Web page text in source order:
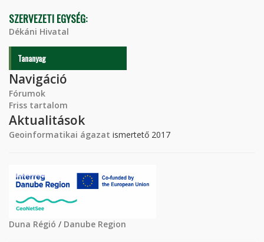
SZERVEZETI EGYSÉG:
Dékáni Hivatal
Tananyag
Navigáció
Fórumok
Friss tartalom
Aktualitások
Geoinformatikai ágazat ismertető 2017
Duna Régió / Danube Region